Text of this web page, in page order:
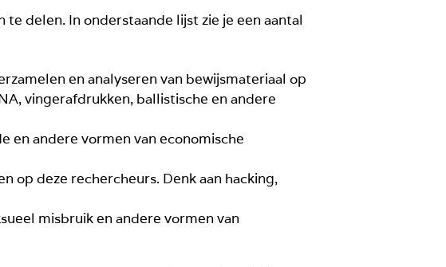
delen. In onderstaande lijst zie je een aantal
en analyseren van bewijsmateriaal op
vingerafdrukken, ballistische en andere
en andere vormen van economische
op deze rechercheurs. Denk aan hacking,
misbruik en andere vormen van